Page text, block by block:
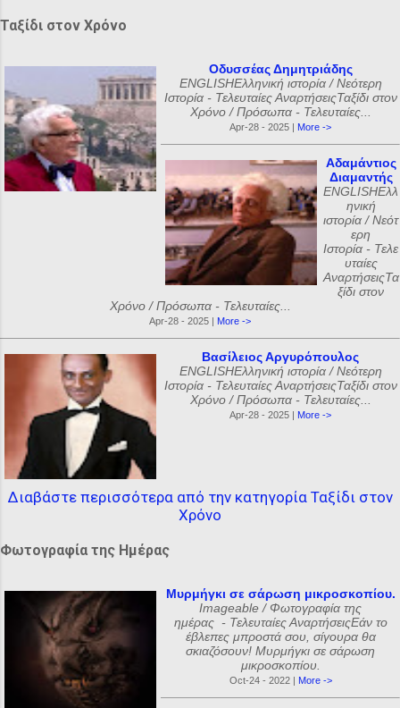
Ταξίδι στον Χρόνο
Οδυσσέας Δημητριάδης
ENGLISHΕλληνική ιστορία / Νεότερη
Ιστορία - Τελευταίες ΑναρτήσειςΤαξίδι στον
Χρόνο / Πρόσωπα - Τελευταίες...
Apr-28 - 2025 | More ->
Αδαμάντιος
Διαμαντής
ENGLISHΕλλ
ηνική
ιστορία / Νεότ
ερη
Ιστορία - Τελε
υταίες
ΑναρτήσειςΤα
ξίδι στον
Χρόνο / Πρόσωπα - Τελευταίες...
Apr-28 - 2025 | More ->
Βασίλειος Αργυρόπουλος
ENGLISHΕλληνική ιστορία / Νεότερη
Ιστορία - Τελευταίες ΑναρτήσειςΤαξίδι στον
Χρόνο / Πρόσωπα - Τελευταίες...
Apr-28 - 2025 | More ->
Διαβάστε περισσότερα από την κατηγορία Ταξίδι στον
Χρόνο
Φωτογραφία της Ημέρας
Μυρμήγκι σε σάρωση μικροσκοπίου.
Imageable / Φωτογραφία της
ημέρας - Τελευταίες ΑναρτήσειςΕάν το
έβλεπες μπροστά σου, σίγουρα θα
σκιαζόσουν! Μυρμήγκι σε σάρωση
μικροσκοπίου.
Oct-24 - 2022 | More ->